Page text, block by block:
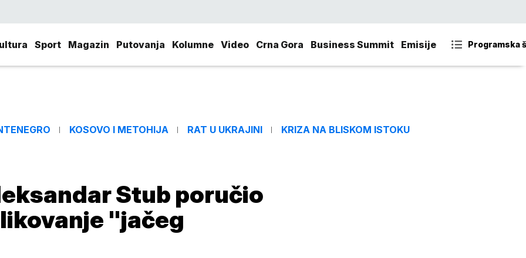
Sport Magazin Putovanja Kolumne Video Crna Gora Business Summit Emisije Programska
KOSOVO I METOHIJA RAT U UKRAJINI KRIZA NA BLISKOM ISTOKU
Stub poručio
"jačeg